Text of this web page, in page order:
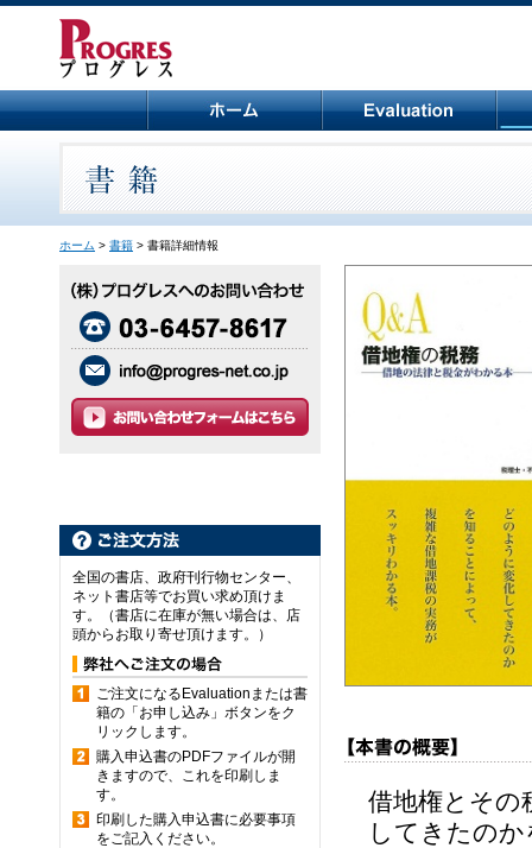
ホーム > 書籍 > 書籍詳細情報
全国の書店、政府刊行物センター、
ネット書店等でお買い求め頂けま
す。（書店に在庫が無い場合は、店
頭からお取り寄せ頂けます。）
ご注文になるEvaluationまたは書
籍の「お申し込み」ボタンをク
リックします。
購入申込書のPDFファイルが開
きますので、これを印刷しま
す。
印刷した購入申込書に必要事項
をご記入ください。
借地権とその
してきたの